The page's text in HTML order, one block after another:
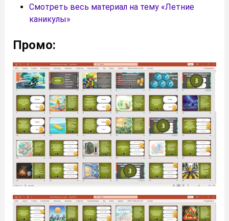
Смотреть весь материал на тему «Летние
каникулы»
Промо: